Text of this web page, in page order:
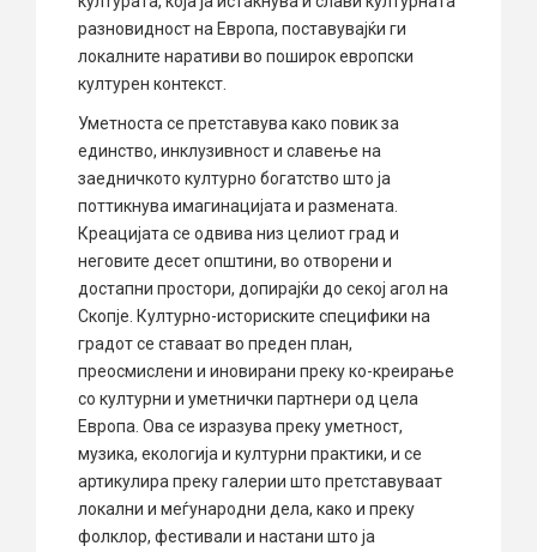
разновидност на Европа, поставувајќи ги
локалните наративи во поширок европски
културен контекст.
Уметноста се претставува како повик за
единство, инклузивност и славење на
заедничкото културно богатство што ја
поттикнува имагинацијата и размената.
Креацијата се одвива низ целиот град и
неговите десет општини, во отворени и
достапни простори, допирајќи до секој агол на
Скопје. Културно-историските специфики на
градот се ставаат во преден план,
преосмислени и иновирани преку ко-креирање
со културни и уметнички партнери од цела
Европа. Ова се изразува преку уметност,
музика, екологија и културни практики, и се
артикулира преку галерии што претставуваат
локални и меѓународни дела, како и преку
фолклор, фестивали и настани што ја